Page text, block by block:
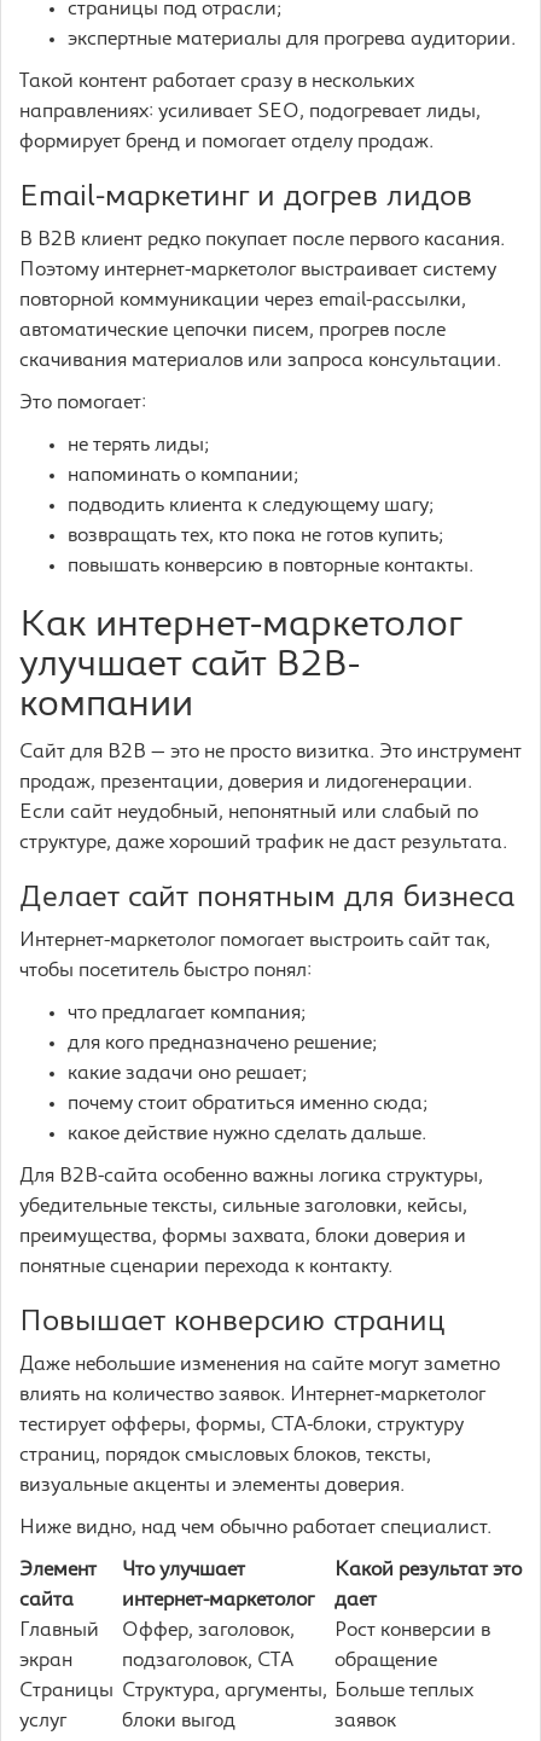
страницы под отрасли;
экспертные материалы для прогрева аудитории.
Такой контент работает сразу в нескольких
направлениях: усиливает SEO, подогревает лиды,
формирует бренд и помогает отделу продаж.
Email-маркетинг и догрев лидов
В B2B клиент редко покупает после первого касания.
Поэтому интернет-маркетолог выстраивает систему
повторной коммуникации через email-рассылки,
автоматические цепочки писем, прогрев после
скачивания материалов или запроса консультации.
Это помогает:
не терять лиды;
напоминать о компании;
подводить клиента к следующему шагу;
возвращать тех, кто пока не готов купить;
повышать конверсию в повторные контакты.
Как интернет-маркетолог
улучшает сайт B2B-
компании
Сайт для B2B — это не просто визитка. Это инструмент
продаж, презентации, доверия и лидогенерации.
Если сайт неудобный, непонятный или слабый по
структуре, даже хороший трафик не даст результата.
Делает сайт понятным для бизнеса
Интернет-маркетолог помогает выстроить сайт так,
чтобы посетитель быстро понял:
что предлагает компания;
для кого предназначено решение;
какие задачи оно решает;
почему стоит обратиться именно сюда;
какое действие нужно сделать дальше.
Для B2B-сайта особенно важны логика структуры,
убедительные тексты, сильные заголовки, кейсы,
преимущества, формы захвата, блоки доверия и
понятные сценарии перехода к контакту.
Повышает конверсию страниц
Даже небольшие изменения на сайте могут заметно
влиять на количество заявок. Интернет-маркетолог
тестирует офферы, формы, CTA-блоки, структуру
страниц, порядок смысловых блоков, тексты,
визуальные акценты и элементы доверия.
Ниже видно, над чем обычно работает специалист.
Элемент
сайта
Что улучшает
интернет-маркетолог
Какой результат это
дает
Главный
экран
Оффер, заголовок,
подзаголовок, CTA
Рост конверсии в
обращение
Страницы
услуг
Структура, аргументы,
блоки выгод
Больше теплых
заявок